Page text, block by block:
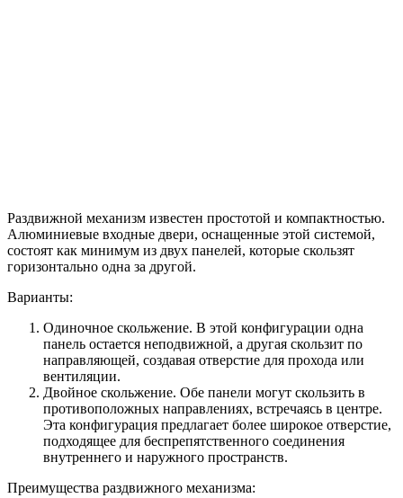
Раздвижной механизм известен простотой и компактностью.
Алюминиевые входные двери, оснащенные этой системой,
состоят как минимум из двух панелей, которые скользят
горизонтально одна за другой.
Варианты:
Одиночное скольжение. В этой конфигурации одна
панель остается неподвижной, а другая скользит по
направляющей, создавая отверстие для прохода или
вентиляции.
Двойное скольжение. Обе панели могут скользить в
противоположных направлениях, встречаясь в центре.
Эта конфигурация предлагает более широкое отверстие,
подходящее для беспрепятственного соединения
внутреннего и наружного пространств.
Преимущества раздвижного механизма: